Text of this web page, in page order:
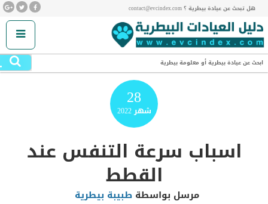
هل تبحث عن عيادة بيطرية ؟ contact@evcindex.com
ابحث عن عيادة بيطرية أو معلومة بيطرية
28
شهر2022
اسباب سرعة التنفس عند
القطط
مرسل بواسطة طبيبة بيطرية